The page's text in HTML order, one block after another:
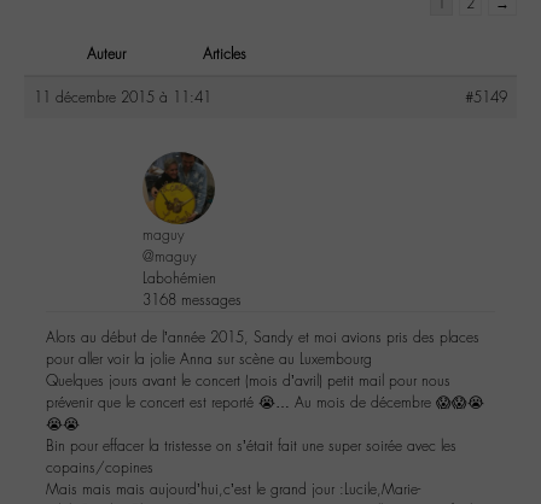
Auteur Articles
11 décembre 2015 à 11:41 #5149
maguy
@maguy
Labohémien
3168 messages
Alors au début de l’année 2015, Sandy et moi avions pris des places
pour aller voir la jolie Anna sur scène au Luxembourg
Quelques jours avant le concert (mois d’avril) petit mail pour nous
prévenir que le concert est reporté 😭… Au mois de décembre 😱😱😭
😭😭
Bin pour effacer la tristesse on s’était fait une super soirée avec les
copains/copines
Mais mais mais aujourd’hui,c’est le grand jour :Lucile,Marie-